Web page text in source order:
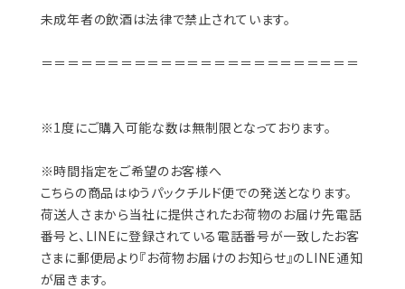
未成年者の飲酒は法律で禁止されています。
＝＝＝＝＝＝＝＝＝＝＝＝＝＝＝＝＝＝＝＝＝＝＝＝
※1度にご購入可能な数は無制限となっております。
※時間指定をご希望のお客様へ
こちらの商品はゆうパックチルド便での発送となります。
荷送人さまから当社に提供されたお荷物のお届け先電話
番号と、LINEに登録されている電話番号が一致したお客
さまに郵便局より『お荷物お届けのお知らせ』のLINE通知
が届きます。